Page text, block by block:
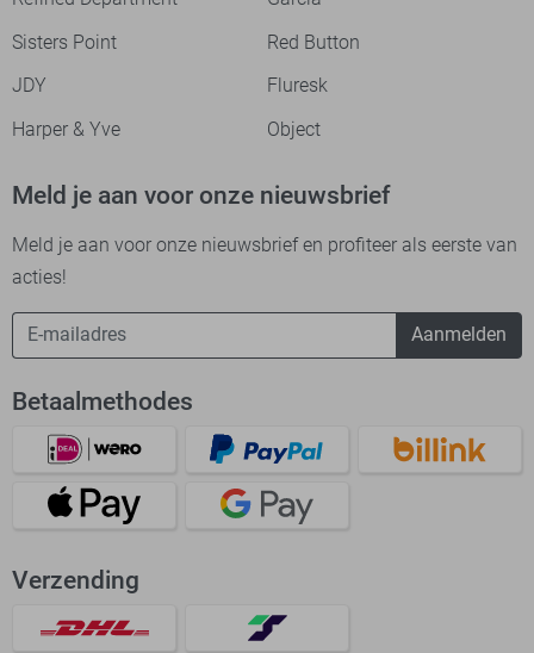
Sisters Point
Red Button
JDY
Fluresk
Harper & Yve
Object
Meld je aan voor onze nieuwsbrief
Meld je aan voor onze nieuwsbrief en profiteer als eerste van
acties!
Aanmelden
Betaalmethodes
Verzending